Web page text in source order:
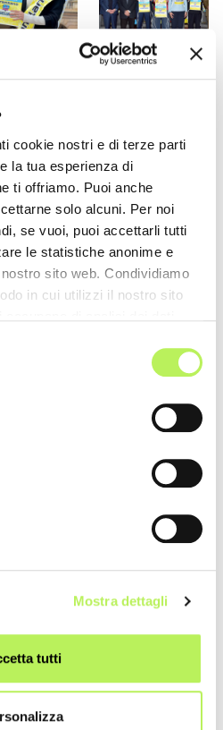
cookie nostri e di terze parti
la tua esperienza di
ti offriamo. Puoi anche
solo alcuni. Per noi
se vuoi, puoi accettarli tutti
le statistiche anonime e
sito web. Condividiamo
in cui utilizzi il nostro sito
che hai fornito loro o
Mostra dettagli
tutti
Car